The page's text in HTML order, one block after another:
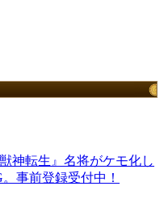
神転生』名将がケモ化し
事前登録受付中！